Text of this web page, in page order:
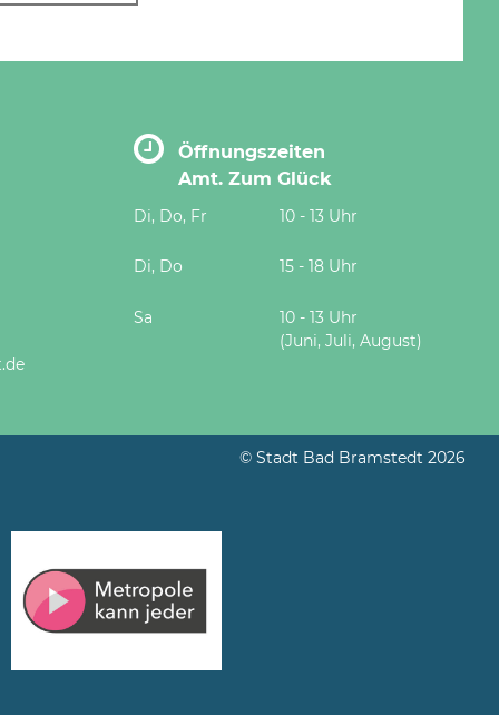
Öffnungszeiten
Amt. Zum Glück
Di, Do, Fr 10 - 13 Uhr
Di, Do 15 - 18 Uhr
Sa
10 - 13 Uhr
(Juni, Juli, August)
© Stadt Bad Bramstedt 2026